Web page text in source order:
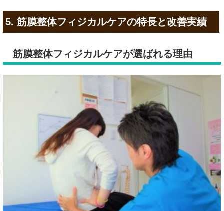
5. 筋膜整体フィジカルケアの特長と改善実績
筋膜整体フィジカルケアが選ばれる理由